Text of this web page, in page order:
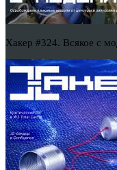
Хакер #324. Всякое с